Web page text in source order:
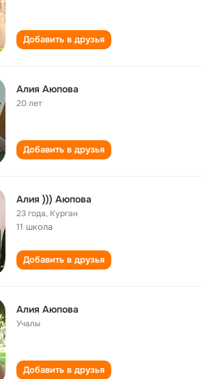
Добавить в друзья
Алия Аюпова
20 лет
Добавить в друзья
Алия ))) Аюпова
23 года, Курган
11 школа
Добавить в друзья
Алия Аюпова
Учалы
Добавить в друзья